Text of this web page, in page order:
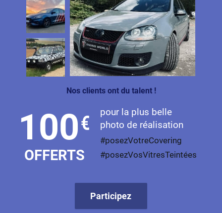
Nos clients ont du talent !
100€
OFFERTS
pour la plus belle
photo de réalisation
#posezVotreCovering
#posezVosVitresTeintées
Participez